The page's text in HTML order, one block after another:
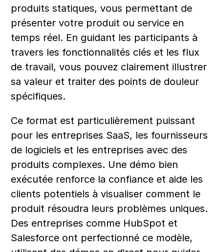
produits statiques, vous permettant de
présenter votre produit ou service en
temps réel. En guidant les participants à
travers les fonctionnalités clés et les flux
de travail, vous pouvez clairement illustrer
sa valeur et traiter des points de douleur
spécifiques.
Ce format est particulièrement puissant
pour les entreprises SaaS, les fournisseurs
de logiciels et les entreprises avec des
produits complexes. Une démo bien
exécutée renforce la confiance et aide les
clients potentiels à visualiser comment le
produit résoudra leurs problèmes uniques.
Des entreprises comme HubSpot et
Salesforce ont perfectionné ce modèle,